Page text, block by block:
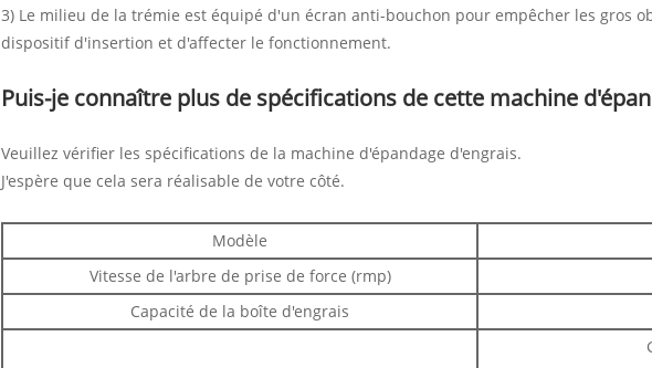
3) Le milieu de la trémie est équipé d'un écran anti-bouchon pour empêcher les gros
dispositif d'insertion et d'affecter le fonctionnement.
Puis-je connaître plus de spécifications de cette machine
Veuillez vérifier les spécifications de la machine d'épandage d'engrais.
J'espère que cela sera réalisable de votre côté.
Modèle
Vitesse de l'arbre de prise de force (rmp)
Capacité de la boîte d'engrais